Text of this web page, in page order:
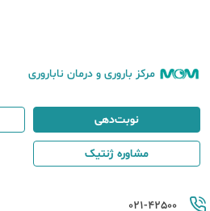
مرکز باروری و درمان ناباروری
021-42500
نوبت‌دهی
مشاوره ژنتیک